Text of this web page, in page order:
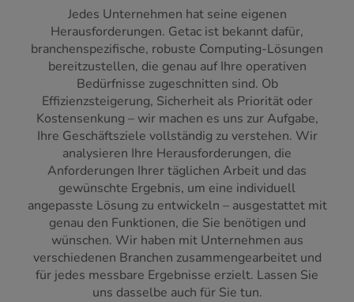
Jedes Unternehmen hat seine eigenen
Herausforderungen. Getac ist bekannt dafür,
branchenspezifische, robuste Computing-Lösungen
bereitzustellen, die genau auf Ihre operativen
Bedürfnisse zugeschnitten sind. Ob
Effizienzsteigerung, Sicherheit als Priorität oder
Kostensenkung – wir machen es uns zur Aufgabe,
Ihre Geschäftsziele vollständig zu verstehen. Wir
analysieren Ihre Herausforderungen, die
Anforderungen Ihrer täglichen Arbeit und das
gewünschte Ergebnis, um eine individuell
angepasste Lösung zu entwickeln – ausgestattet mit
genau den Funktionen, die Sie benötigen und
wünschen. Wir haben mit Unternehmen aus
verschiedenen Branchen zusammengearbeitet und
für jedes messbare Ergebnisse erzielt. Lassen Sie
uns dasselbe auch für Sie tun.